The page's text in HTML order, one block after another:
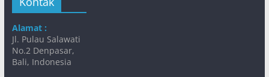
Alamat :
Jl. Pulau Salawati
No.2 Denpasar,
Bali, Indonesia